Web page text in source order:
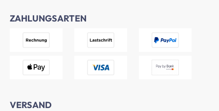
ZAHLUNGSARTEN
VERSAND